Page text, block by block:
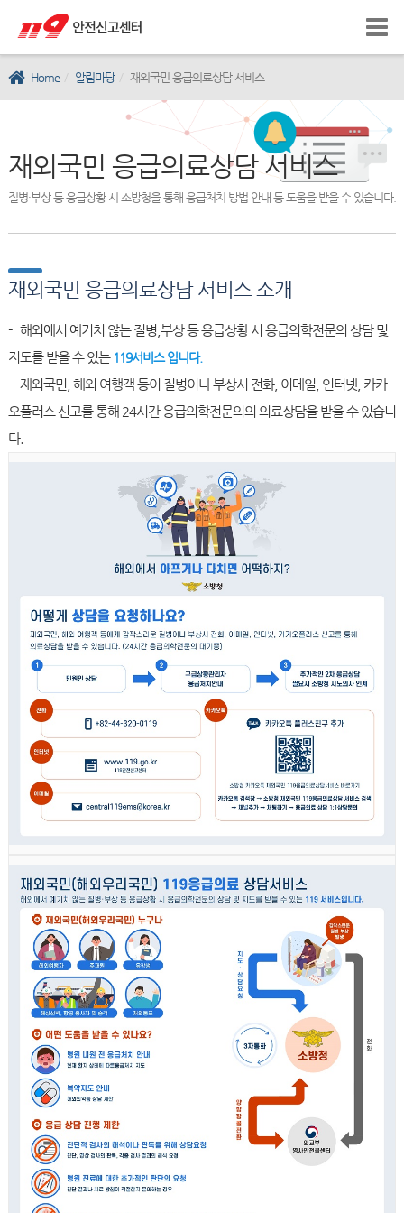
Home 알림마당 재외국민 응급의료상담 서비스
재외국민 응급의료상담 서비스
질병·부상 등 응급상황 시 소방청을 통해 응급처치 방법 안내 등 도움을 받을 수 있습니다.
재외국민 응급의료상담 서비스 소개
- 해외에서 예기치 않는 질병,부상 등 응급상황 시 응급의학전문의 상담 및
지도를 받을 수 있는 119서비스 입니다.
- 재외국민, 해외 여행객 등이 질병이나 부상시 전화, 이메일, 인터넷, 카카
오플러스 신고를 통해 24시간 응급의학전문의의 의료상담을 받을 수 있습니
다.